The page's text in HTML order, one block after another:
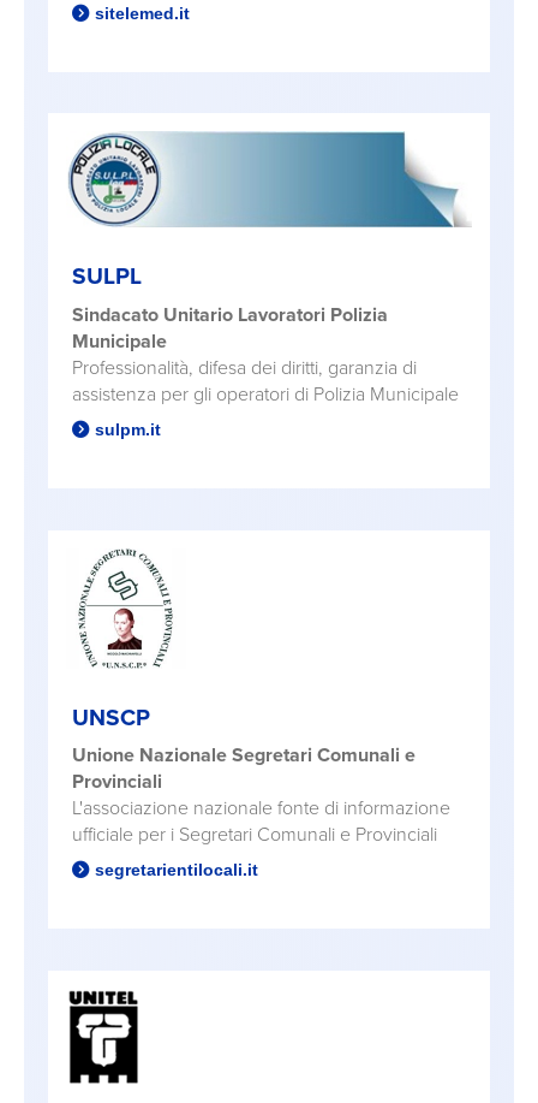
sitelemed.it
SULPL
Sindacato Unitario Lavoratori Polizia
Municipale
Professionalità, difesa dei diritti, garanzia di
assistenza per gli operatori di Polizia Municipale
sulpm.it
UNSCP
Unione Nazionale Segretari Comunali e
Provinciali
L'associazione nazionale fonte di informazione
ufficiale per i Segretari Comunali e Provinciali
segretarientilocali.it